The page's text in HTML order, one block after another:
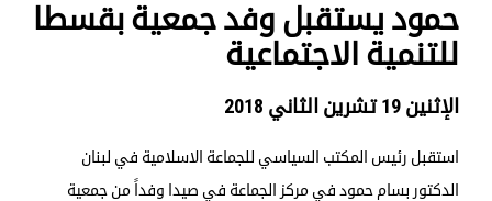
حمود يستقبل وفد جمعية بقسطا
للتنمية الاجتماعية
الإثنين 19 تشرين الثاني 2018
استقبل رئيس المكتب السياسي للجماعة الاسلامية في لبنان
الدكتور بسام حمود في مركز الجماعة في صيدا وفداً من جمعية